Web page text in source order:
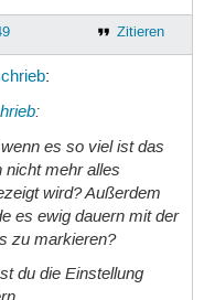
Zitieren
:
:
es so viel ist das
nicht mehr alles
wird? Außerdem
es ewig dauern mit der
zu markieren?
du die Einstellung